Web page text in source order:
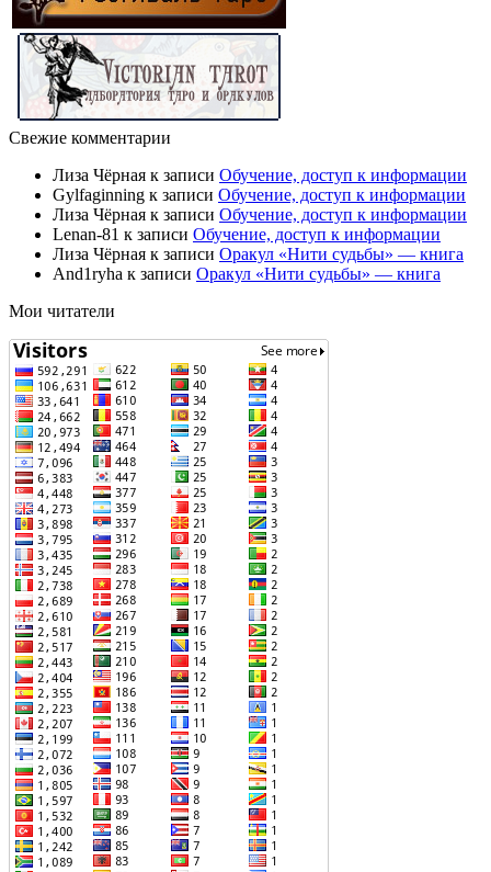
Свежие комментарии
Лиза Чёрная к записи Обучение, доступ к информации
Gylfaginning к записи Обучение, доступ к информации
Лиза Чёрная к записи Обучение, доступ к информации
Lenan-81 к записи Обучение, доступ к информации
Лиза Чёрная к записи Оракул «Нити судьбы» — книга
And1ryha к записи Оракул «Нити судьбы» — книга
Мои читатели